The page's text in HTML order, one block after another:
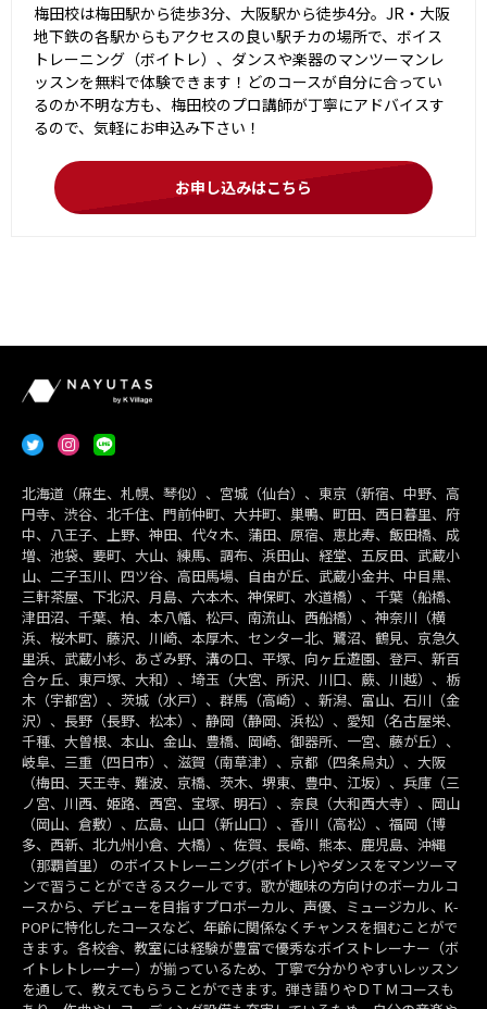
梅田校は梅田駅から徒歩3分、大阪駅から徒歩4分。JR・大阪
地下鉄の各駅からもアクセスの良い駅チカの場所で、ボイス
トレーニング（ボイトレ）、ダンスや楽器のマンツーマンレ
ッスンを無料で体験できます！どのコースが自分に合ってい
るのか不明な方も、梅田校のプロ講師が丁寧にアドバイスす
るので、気軽にお申込み下さい！
お申し込みはこちら
北海道（麻生、札幌、琴似）、宮城（仙台）、東京（新宿、中野、高
円寺、渋谷、北千住、門前仲町、大井町、巣鴨、町田、西日暮里、府
中、八王子、上野、神田、代々木、蒲田、原宿、恵比寿、飯田橋、成
増、池袋、要町、大山、練馬、調布、浜田山、経堂、五反田、武蔵小
山、二子玉川、四ツ谷、高田馬場、自由が丘、武蔵小金井、中目黒、
三軒茶屋、下北沢、月島、六本木、神保町、水道橋）、千葉（船橋、
津田沼、千葉、柏、本八幡、松戸、南流山、西船橋）、神奈川（横
浜、桜木町、藤沢、川崎、本厚木、センター北、鷺沼、鶴見、京急久
里浜、武蔵小杉、あざみ野、溝の口、平塚、向ヶ丘遊園、登戸、新百
合ヶ丘、東戸塚、大和）、埼玉（大宮、所沢、川口、蕨、川越）、栃
木（宇都宮）、茨城（水戸）、群馬（高崎）、新潟、富山、石川（金
沢）、長野（長野、松本）、静岡（静岡、浜松）、愛知（名古屋栄、
千種、大曽根、本山、金山、豊橋、岡崎、御器所、一宮、藤が丘）、
岐阜、三重（四日市）、滋賀（南草津）、京都（四条烏丸）、大阪
（梅田、天王寺、難波、京橋、茨木、堺東、豊中、江坂）、兵庫（三
ノ宮、川西、姫路、西宮、宝塚、明石）、奈良（大和西大寺）、岡山
（岡山、倉敷）、広島、山口（新山口）、香川（高松）、福岡（博
多、西新、北九州小倉、大橋）、佐賀、長崎、熊本、鹿児島、沖縄
（那覇首里） のボイストレーニング(ボイトレ)やダンスをマンツーマ
ンで習うことができるスクールです。歌が趣味の方向けのボーカルコ
ースから、デビューを目指すプロボーカル、声優、ミュージカル、K-
POPに特化したコースなど、年齢に関係なくチャンスを掴むことがで
きます。各校舎、教室には経験が豊富で優秀なボイストレーナー（ボ
イトレトレーナー）が揃っているため、丁寧で分かりやすいレッスン
を通して、教えてもらうことができます。弾き語りやＤＴＭコースも